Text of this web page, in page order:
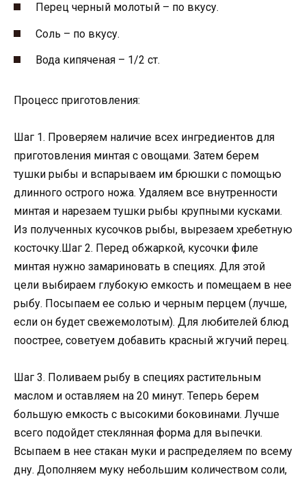
Перец черный молотый – по вкусу.
Соль – по вкусу.
Вода кипяченая – 1/2 ст.
Процесс приготовления:
Шаг 1. Проверяем наличие всех ингредиентов для
приготовления минтая с овощами. Затем берем
тушки рыбы и вспарываем им брюшки с помощью
длинного острого ножа. Удаляем все внутренности
минтая и нарезаем тушки рыбы крупными кусками.
Из полученных кусочков рыбы, вырезаем хребетную
косточку.Шаг 2. Перед обжаркой, кусочки филе
минтая нужно замариновать в специях. Для этой
цели выбираем глубокую емкость и помещаем в нее
рыбу. Посыпаем ее солью и черным перцем (лучше,
если он будет свежемолотым). Для любителей блюд
поострее, советуем добавить красный жгучий перец.
Шаг 3. Поливаем рыбу в специях растительным
маслом и оставляем на 20 минут. Теперь берем
большую емкость с высокими боковинами. Лучше
всего подойдет стеклянная форма для выпечки.
Всыпаем в нее стакан муки и распределяем по всему
дну. Дополняем муку небольшим количеством соли,